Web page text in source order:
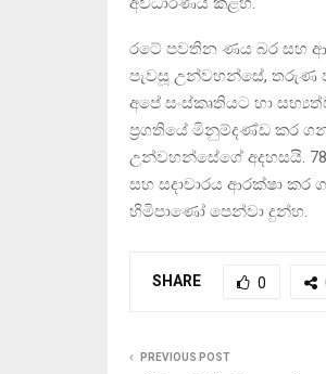
රටේ පවතින ණය බර සහ
පැවසූ උන්වහන්සේ, තරුණ
අපේ සංස්කෘතියට හා
ප්‍රගතියේ මිනුම්දණ්ඩ කර
උන්වහන්සේගේ අදහසයි.
සහ සදාචාරය ආරක්ෂා
හිමිපාණෝ පෙන්වා දුන්හ.
SHARE 0
PREVIOUS POST